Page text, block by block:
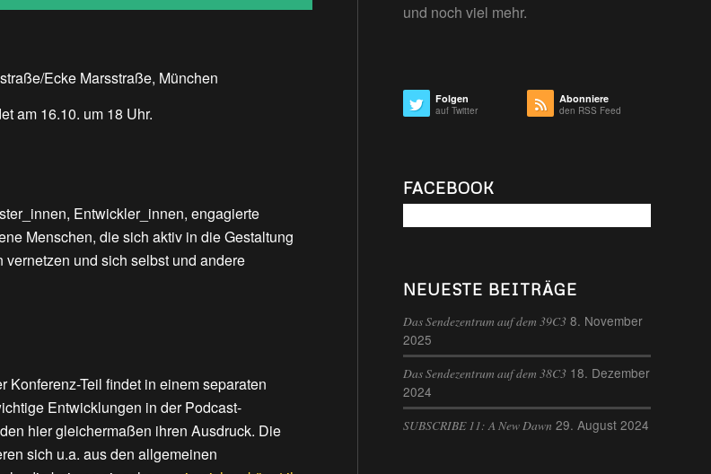
Ecke Marsstraße, München
am 16.10. um 18 Uhr.
Entwickler_innen, engagierte
Menschen, die sich aktiv in die Gestaltung
und sich selbst und andere
Konferenz-Teil findet in einem separaten
Entwicklungen in der Podcast-
hier gleichermaßen ihren Ausdruck. Die
sich u.a. aus den allgemeinen
und noch viel mehr.
Folgen
auf Twitter
Abonniere
den RSS Feed
FACEBOOK
NEUESTE BEITRÄGE
Das Sendezentrum auf dem 39C3 8. November
2025
Das Sendezentrum auf dem 38C3 18. Dezember
2024
SUBSCRIBE 11: A New Dawn 29. August 2024